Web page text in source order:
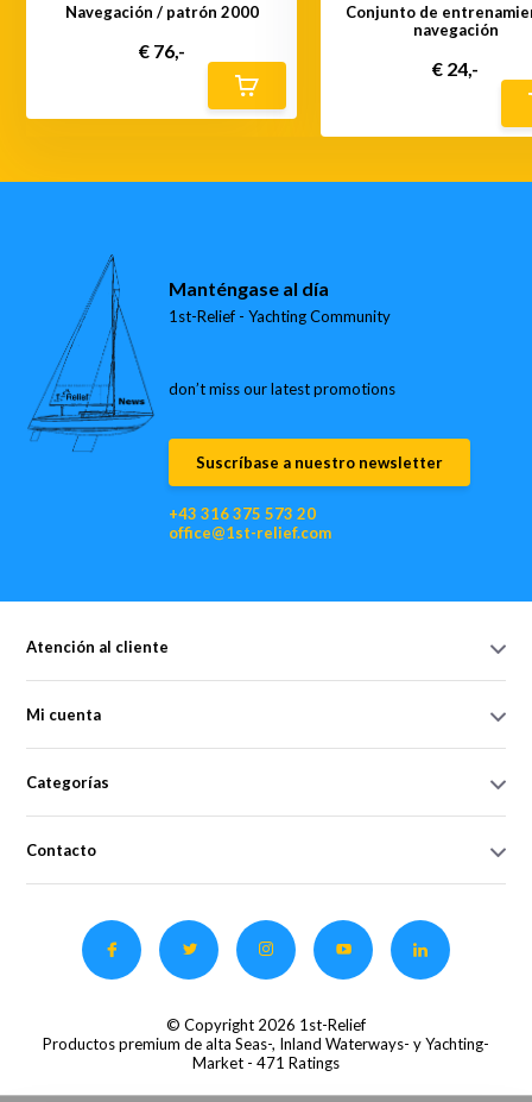
Navegación / patrón 2000
€ 76,-
Conjunto de
navegación
€ 24,-
Manténgase al día
1st-Relief - Yachting Community
don’t miss our latest promotions
Suscríbase a nuestro newsletter
+43 316 375 573 20
office@1st-relief.com
Atención al cliente
Mi cuenta
Categorías
Contacto
© Copyright 2026 1st-Relief
Productos premium de alta Seas-, Inland Waterways- y Yachting-
Market - 471 Ratings